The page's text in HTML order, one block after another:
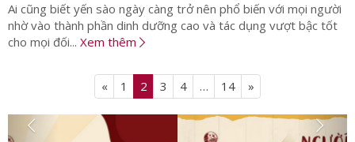
Ai cũng biết yến sào ngày càng trở nên phổ biến với mọi người
nhờ vào thành phần dinh dưỡng cao và tác dụng vượt bậc tốt
cho mọi đối... Xem thêm
« 1 2 3 4 … 14 »